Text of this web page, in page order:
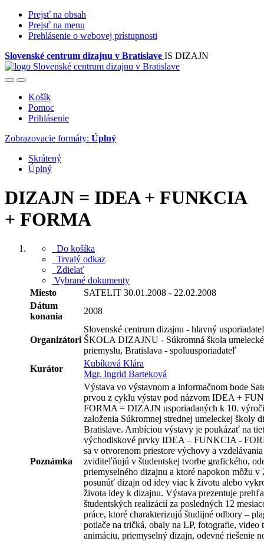
Prejsť na obsah
Prejsť na menu
Prehlásenie o webovej prístupnosti
Slovenské centrum dizajnu v Bratislave IS DIZAJN
Košík
Pomoc
Prihlásenie
Zobrazovacie formáty: Úplný
Skrátený
Úplný
DIZAJN = IDEA + FUNKCIA
+ FORMA
Do košíka
Trvalý odkaz
Zdielať
Vybrané dokumenty
Miesto
SATELIT 30.01.2008 - 22.02.2008
Dátum
konania
2008
Organizátori
Slovenské centrum dizajnu - hlavný
ŠKOLA DIZAJNU - Súkromná škola
priemyslu, Bratislava - spoluusporiadateľ
Kurátor
Kubíková Klára
Mgr. Ingrid Barteková
Poznámka
Výstava vo výstavnom a informačnom bode
prvou z cyklu výstav pod názvom IDEA +
FORMA = DIZAJN usporiadaných k 10.
založenia Súkromnej strednej umeleckej školy
Bratislave. Ambíciou výstavy je poukázať na
východiskové prvky IDEA – FUNKCIA -
sa v otvorenom priestore výchovy a vzdelávania
zviditeľňujú v študentskej tvorbe grafického,
priemyselného dizajnu a ktoré napokon môžu v
posunúť dizajn od idey viac k životu alebo
života idey k dizajnu. Výstava prezentuje
študentských realizácií za posledných 12
práce, ktoré charakterizujú študijné odbory –
potlače na tričká, obaly na LP, fotografie, video
animáciu, priemyselný dizajn, odevné riešenie